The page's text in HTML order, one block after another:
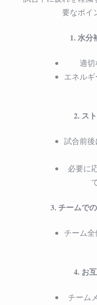
要なポイ
1. 水分
適切
エネル
2. ス
試合前
必要に
3. チームで
チーム
4. お
チーム